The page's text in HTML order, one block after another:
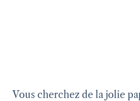
Vous cherchez de la jolie